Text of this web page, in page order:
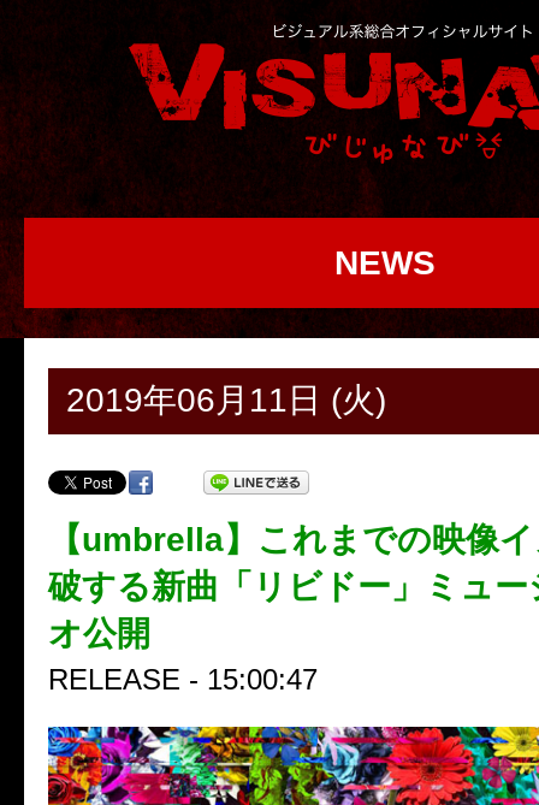
NEWS
2019年06月11日 (火)
【umbrella】これまでの映像
破する新曲「リビドー」ミュ
オ公開
RELEASE - 15:00:47